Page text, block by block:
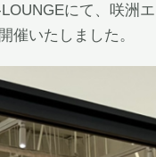
にて、咲洲
催いたしました。